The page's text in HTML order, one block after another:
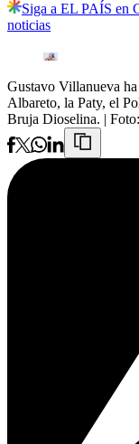
Siga a EL PAÍS en
noticias
Gustavo Villanueva
Albareto, la Paty, el
Bruja Dioselina. | Foto: